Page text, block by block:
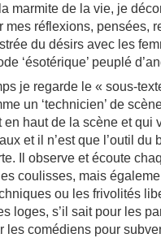
marmite de la vie, je
mes réflexions, pensées,
du désirs avec les
‘ésotérique’ peuplé
je regarde le « sous-
un ‘technicien’ de
en haut de la scène et qui
et il n’est que l’outil du
Il observe et écoute
coulisses, mais
ou les frivolités
loges, s’il sait pour les
les comédiens pour